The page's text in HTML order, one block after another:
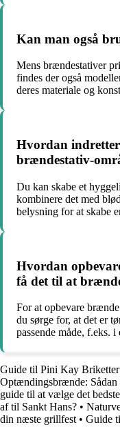
Kan man også
Mens brændestativer
findes der også
deres materiale og
Hvordan
brændestativ-
Du kan skabe et
kombinere det med
belysning for at skabe
Hvordan
få det til at
For at opbevare
du sørge for, at det er
passende måde, f.eks.
Guide til Pini Kay
Optændingsbrænde:
guide til at vælge det
af til Sankt Hans? •
din næste grillfest • Guide